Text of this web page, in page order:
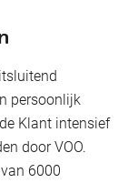
persoonlijk
Klant intensief
door VOO.
6000